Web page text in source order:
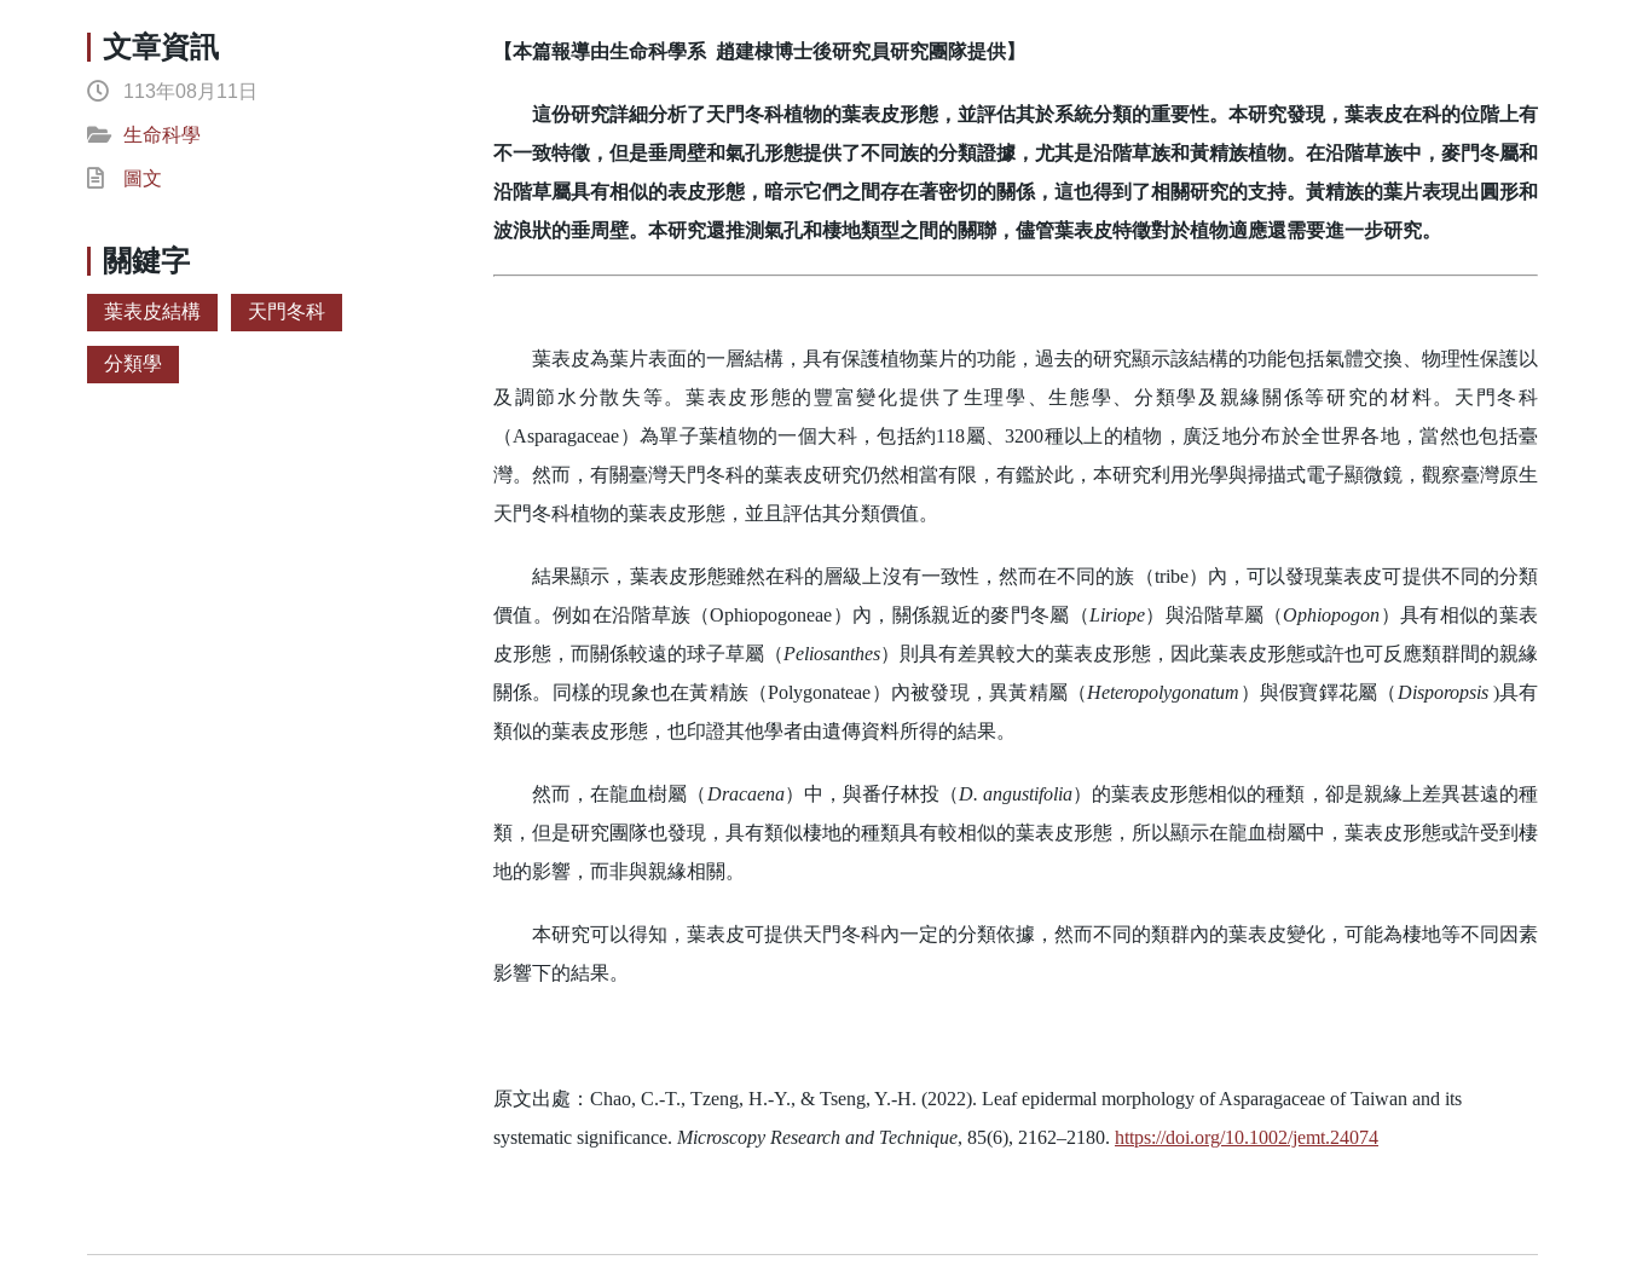
文章資訊
113年08月11日
生命科學
圖文
關鍵字
葉表皮結構 天門冬科
分類學
【本篇報導由生命科學系 趙建棣博士後研究員研究團隊提供】
這份研究詳細分析了天門冬科植物的葉表皮形態，並評估其於系統分類的重要性。本研究發現，葉表皮在科的位階上有
不一致特徵，但是垂周壁和氣孔形態提供了不同族的分類證據，尤其是沿階草族和黃精族植物。在沿階草族中，麥門冬屬和
沿階草屬具有相似的表皮形態，暗示它們之間存在著密切的關係，這也得到了相關研究的支持。黃精族的葉片表現出圓形和
波浪狀的垂周壁。本研究還推測氣孔和棲地類型之間的關聯，儘管葉表皮特徵對於植物適應還需要進一步研究。
葉表皮為葉片表面的一層結構，具有保護植物葉片的功能，過去的研究顯示該結構的功能包括氣體交換、物理性保護以
及調節水分散失等。葉表皮形態的豐富變化提供了生理學、生態學、分類學及親緣關係等研究的材料。天門冬科
（Asparagaceae）為單子葉植物的一個大科，包括約118屬、3200種以上的植物，廣泛地分布於全世界各地，當然也包括臺
灣。然而，有關臺灣天門冬科的葉表皮研究仍然相當有限，有鑑於此，本研究利用光學與掃描式電子顯微鏡，觀察臺灣原生
天門冬科植物的葉表皮形態，並且評估其分類價值。
結果顯示，葉表皮形態雖然在科的層級上沒有一致性，然而在不同的族（tribe）內，可以發現葉表皮可提供不同的分類
價值。例如在沿階草族（Ophiopogoneae）內，關係親近的麥門冬屬（Liriope）與沿階草屬（Ophiopogon）具有相似的葉表
皮形態，而關係較遠的球子草屬（Peliosanthes）則具有差異較大的葉表皮形態，因此葉表皮形態或許也可反應類群間的親緣
關係。同樣的現象也在黃精族（Polygonateae）內被發現，異黃精屬（Heteropolygonatum ）與假寶鐸花屬（ Disporopsis )具有
類似的葉表皮形態，也印證其他學者由遺傳資料所得的結果。
然而，在龍血樹屬（ Dracaena）中，與番仔林投（D. angustifolia）的葉表皮形態相似的種類，卻是親緣上差異甚遠的種
類，但是研究團隊也發現，具有類似棲地的種類具有較相似的葉表皮形態，所以顯示在龍血樹屬中，葉表皮形態或許受到棲
地的影響，而非與親緣相關。
本研究可以得知，葉表皮可提供天門冬科內一定的分類依據，然而不同的類群內的葉表皮變化，可能為棲地等不同因素
影響下的結果。
原文出處：Chao, C.-T., Tzeng, H.-Y., & Tseng, Y.-H. (2022). Leaf epidermal morphology of Asparagaceae of Taiwan and its
systematic significance. Microscopy Research and Technique, 85(6), 2162–2180. https://doi.org/10.1002/jemt.24074